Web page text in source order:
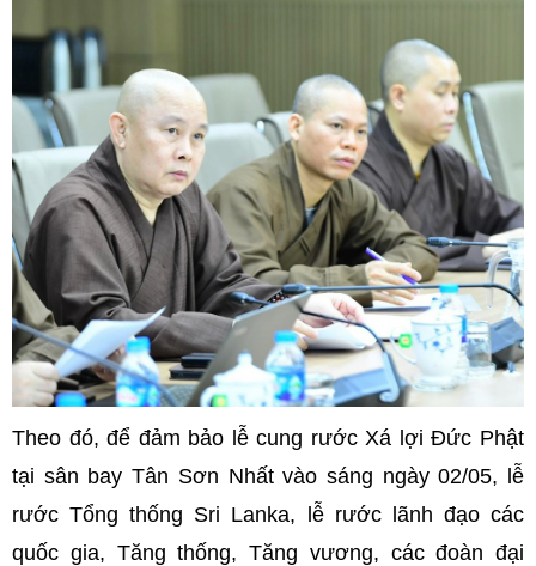
Theo đó, để đảm bảo lễ cung rước Xá lợi Đức Phật
tại sân bay Tân Sơn Nhất vào sáng ngày 02/05, lễ
rước Tổng thống Sri Lanka, lễ rước lãnh đạo các
quốc gia, Tăng thống, Tăng vương, các đoàn đại